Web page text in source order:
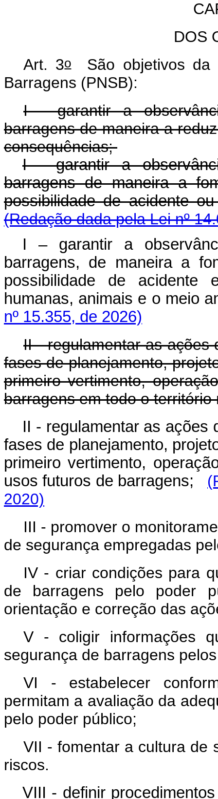
DOS
Art. 3oSão objetivos da
Barragens (PNSB):
I - garantir a
barragens de maneira a
consequências;
I - garantir a
barragens de maneira a
possibilidade de acidente
(Redação dada pela Lei nº
I – garantir a
barragens, de maneira a
possibilidade de
humanas, animais e o
nº 15.355, de 2026)
II - regulamentar as ações
fases de planejamento,
primeiro vertimento,
barragens em todo o
II - regulamentar as ações
fases de planejamento,
primeiro vertimento,
usos futuros de barragens;
2020)
III - promover o
de segurança empregadas
IV - criar condições para
de barragens pelo poder
orientação e correção das
V - coligir informações
segurança de barragens
VI - estabelecer
permitam a avaliação da
pelo poder público;
VII - fomentar a cultura de
riscos.
VIII - definir